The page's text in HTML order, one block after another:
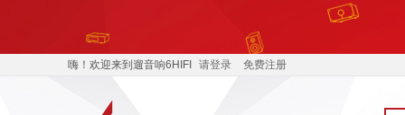
嗨！欢迎来到遛音响6HIFI 请登录 免费注册